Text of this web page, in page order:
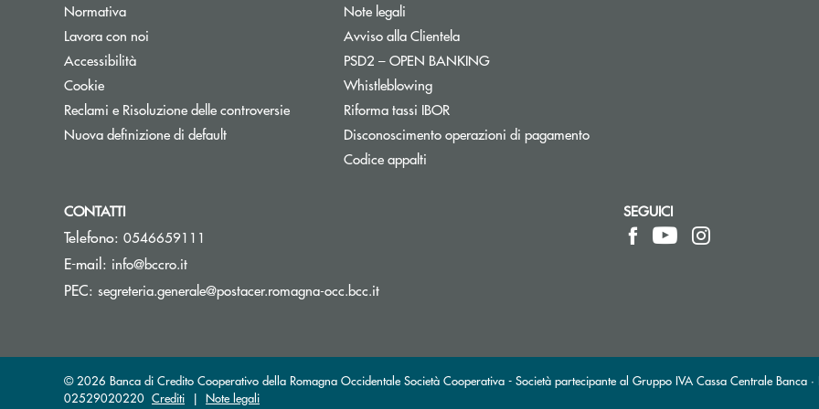
Normativa
Lavora con noi
Accessibilità
Cookie
Reclami e Risoluzione delle controversie
Nuova definizione di default
Note legali
Avviso alla Clientela
PSD2 – OPEN BANKINGApre una nuova finestra
WhistleblowingApre una nuova finestra
Riforma tassi IBOR
Disconoscimento operazioni di pagamento
Codice appalti
CONTATTI
Telefono: 0546659111
E-mail: info@bccro.it(si apre l’app di posta elettronica)
PEC: segreteria.generale@postacer.romagna-occ.bcc.it(si apre l’app di posta elettronica)
SEGUICI
© 2026 Banca di Credito Cooperativo della Romagna Occidentale Società Cooperativa - Società partecipante al Gruppo IVA Cassa Centrale Banca ·
02529020220 Crediti | Note legali